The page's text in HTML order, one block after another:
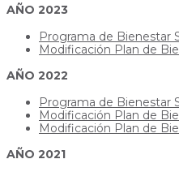
AÑO 2023
Programa de Bienestar
Modificación Plan de
AÑO 2022
Programa de Bienestar
Modificación Plan de
Modificación Plan de
AÑO 2021